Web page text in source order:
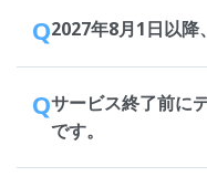
Q2027年8月1日以降
Qサービス終了前に
です。